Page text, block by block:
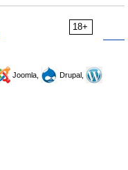
18+
Joomla,
Drupal,